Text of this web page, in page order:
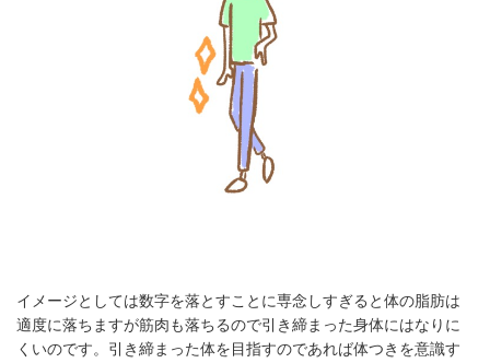
イメージとしては数字を落とすことに専念しすぎると体の脂肪は
適度に落ちますが筋肉も落ちるので引き締まった身体にはなりに
くいのです。引き締まった体を目指すのであれば体つきを意識す